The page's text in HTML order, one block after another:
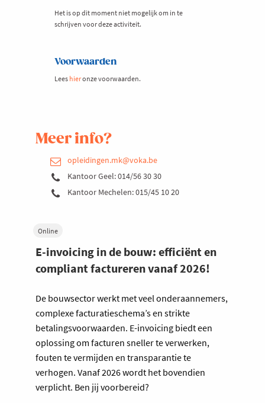
Online
E-invoicing in de bouw: efficiënt en
compliant factureren vanaf 2026!
De bouwsector werkt met veel onderaannemers,
complexe facturatieschema’s en strikte
betalingsvoorwaarden. E-invoicing biedt een
oplossing om facturen sneller te verwerken,
fouten te vermijden en transparantie te
verhogen. Vanaf 2026 wordt het bovendien
verplicht. Ben jij voorbereid?
Het is op dit moment niet mogelijk om in te
schrijven voor deze activiteit.
Voorwaarden
Lees hieronze voorwaarden.
Meer info?
opleidingen.mk@voka.be
Kantoor Geel: 014/56 30 30
Kantoor Mechelen: 015/45 10 20